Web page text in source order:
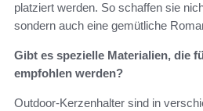
platziert werden. So schaffen sie
sondern auch eine gemütliche
Gibt es spezielle Materialien, die
empfohlen werden?
Outdoor-Kerzenhalter sind in